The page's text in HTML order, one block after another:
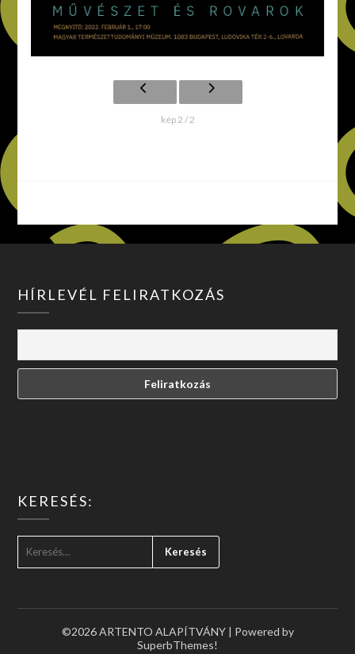
kép 2 / 2
HÍRLEVÉL FELIRATKOZÁS
KERESÉS:
©2026 ARTENTO ALAPÍTVÁNY | Powered by
SuperbThemes!